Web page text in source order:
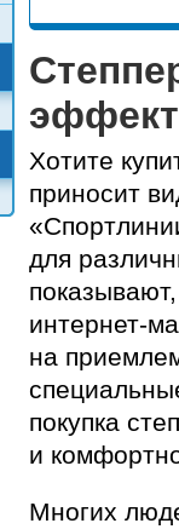
Хотите
приносит
для
интернет-
на
покупка
и
Многих